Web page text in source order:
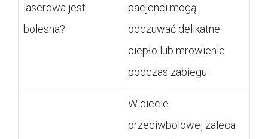
laserowa jest
bolesna?
pacjenci mogą
odczuwać delikatne
ciepło lub mrowienie
podczas zabiegu.
W diecie
przeciwbólowej zaleca